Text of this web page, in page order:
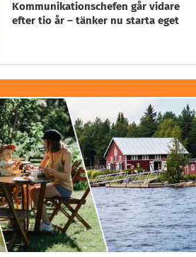
Kommunikationschefen går vidare
efter tio år – tänker nu starta eget